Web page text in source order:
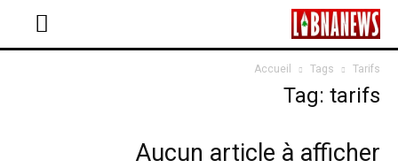
Accueil Tags Tarifs
Tag: tarifs
Aucun article à afficher